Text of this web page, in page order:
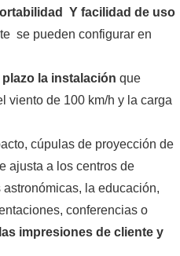
Y facilidad de uso
se pueden configurar en
plazo la instalación que
viento de 100 km/h y la carga
cúpulas de proyección de
ajusta a los centros de
la educación,
conferencias o
las impresiones de cliente y